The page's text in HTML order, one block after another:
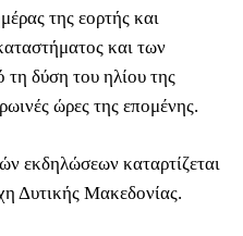
της εορτής και
και των
τη δύση του ηλίου της
ώρες της επομένης.
εκδηλώσεων καταρτίζεται
Δυτικής Μακεδονίας.